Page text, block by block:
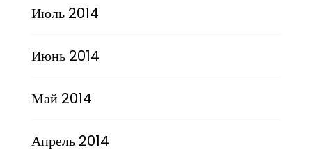
Июль 2014
Июнь 2014
Май 2014
Апрель 2014